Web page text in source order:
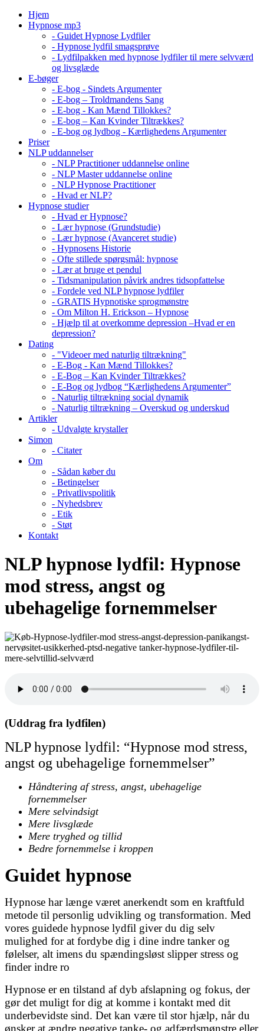
Hjem
Hypnose mp3
- Guidet Hypnose Lydfiler
- Hypnose lydfil smagsprøve
- Lydfilpakken med hypnose lydfiler til mere selvværd
og livsglæde
E-bøger
- E-bog - Sindets Argumenter
- E-bog – Troldmandens Sang
- E-bog - Kan Mænd Tillokkes?
- E-bog – Kan Kvinder Tiltrækkes?
- E-bog og lydbog - Kærlighedens Argumenter
Priser
NLP uddannelser
- NLP Practitioner uddannelse online
- NLP Master uddannelse online
- NLP Hypnose Practitioner
- Hvad er NLP?
Hypnose studier
- Hvad er Hypnose?
- Lær hypnose (Grundstudie)
- Lær hypnose (Avanceret studie)
- Hypnosens Historie
- Ofte stillede spørgsmål: hypnose
- Lær at bruge et pendul
- Tidsmanipulation påvirk andres tidsopfattelse
- Fordele ved NLP hypnose lydfiler
- GRATIS Hypnotiske sprogmønstre
- Om Milton H. Erickson – Hypnose
- Hjælp til at overkomme depression –Hvad er en
depression?
Dating
- "Videoer med naturlig tiltrækning"
- E-Bog - Kan Mænd Tillokkes?
- E-Bog – Kan Kvinder Tiltrækkes?
- E-Bog og lydbog “Kærlighedens Argumenter”
- Naturlig tiltrækning social dynamik
- Naturlig tiltrækning – Overskud og underskud
Artikler
- Udvalgte krystaller
Simon
- Citater
Om
- Sådan køber du
- Betingelser
- Privatlivspolitik
- Nyhedsbrev
- Etik
- Støt
Kontakt
NLP hypnose lydfil: Hypnose
mod stress, angst og
ubehagelige fornemmelser
(Uddrag fra lydfilen)
NLP hypnose lydfil: “Hypnose mod stress,
angst og ubehagelige fornemmelser”
Håndtering af stress, angst, ubehagelige
fornemmelser
Mere selvindsigt
Mere livsglæde
Mere tryghed og tillid
Bedre fornemmelse i kroppen
Guidet hypnose
Hypnose har længe været anerkendt som en kraftfuld
metode til personlig udvikling og transformation. Med
vores guidede hypnose lydfil giver du dig selv
mulighed for at fordybe dig i dine indre tanker og
følelser, alt imens du spændingsløst slipper stress og
finder indre ro
Hypnose er en tilstand af dyb afslapning og fokus, der
gør det muligt for dig at komme i kontakt med dit
underbevidste sind. Det kan være til stor hjælp, når du
ønsker at ændre negative tanke- og adfærdsmønstre eller